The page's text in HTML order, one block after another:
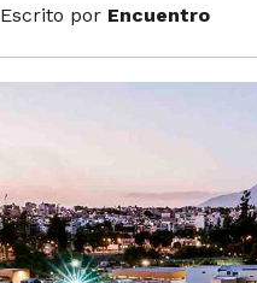
Escrito por Encuentro